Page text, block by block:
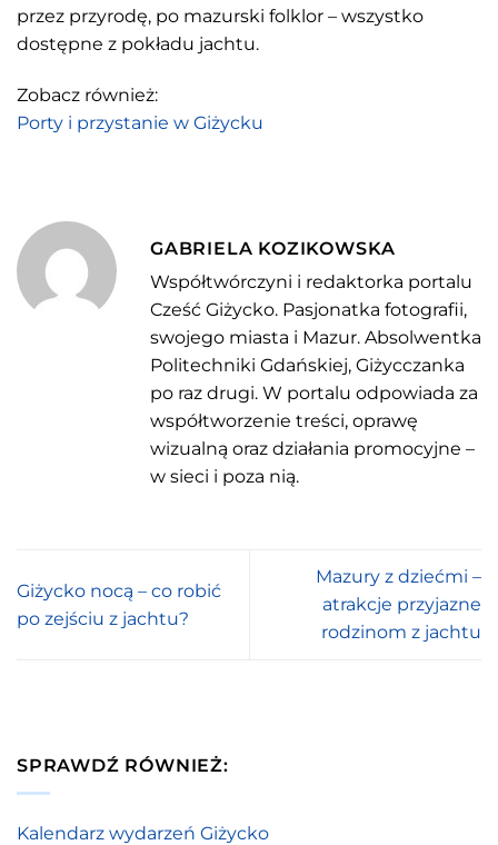
przez przyrodę, po mazurski folklor – wszystko
dostępne z pokładu jachtu.
Zobacz również:
Porty i przystanie w Giżycku
GABRIELA KOZIKOWSKA
Współtwórczyni i redaktorka portalu
Cześć Giżycko. Pasjonatka fotografii,
swojego miasta i Mazur. Absolwentka
Politechniki Gdańskiej, Giżycczanka
po raz drugi. W portalu odpowiada za
współtworzenie treści, oprawę
wizualną oraz działania promocyjne –
w sieci i poza nią.
Giżycko nocą – co robić
po zejściu z jachtu?
Mazury z dziećmi –
atrakcje przyjazne
rodzinom z jachtu
SPRAWDŹ RÓWNIEŻ:
Kalendarz wydarzeń Giżycko